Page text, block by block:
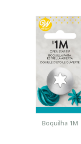
Boquilha 1M